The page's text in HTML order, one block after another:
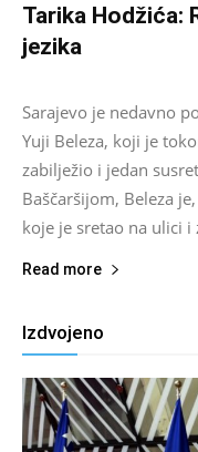
Tarika Hodžića:
jezika
Salim D. -
Sarajevo je nedavno
Yuji Beleza, koji je
zabilježio i jedan
Baščaršijom, Beleza
koje je sretao na ulici i
Read more
Izdvojeno